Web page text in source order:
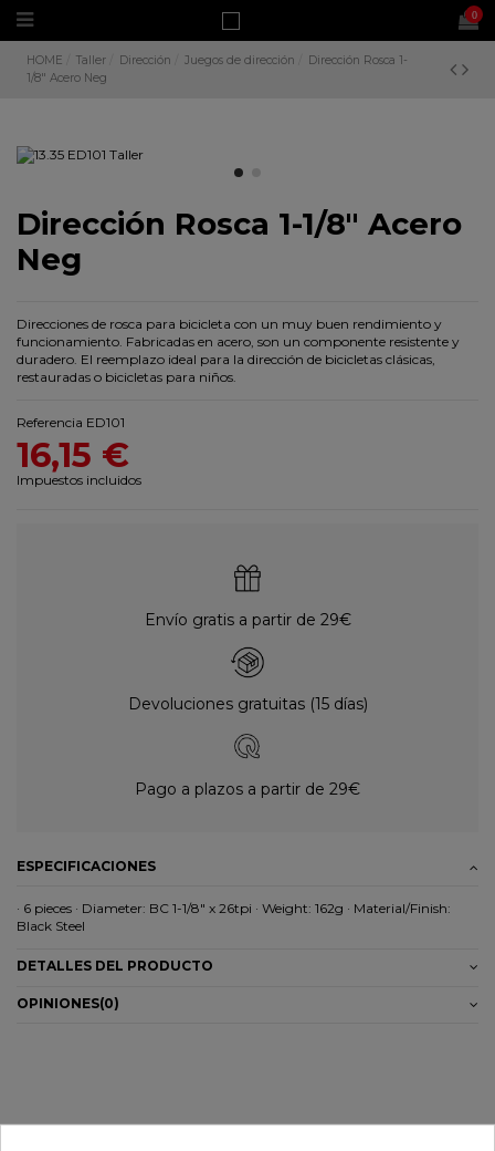
0
HOME Taller Dirección Juegos de dirección
Dirección Rosca 1-
1/8" Acero Neg
Dirección Rosca 1-1/8" Acero
Neg
Direcciones de rosca para bicicleta con un muy buen rendimiento y
funcionamiento. Fabricadas en acero, son un componente resistente y
duradero. El reemplazo ideal para la dirección de bicicletas clásicas,
restauradas o bicicletas para niños.
Referencia ED101
16,15 €
Impuestos incluidos
Envío gratis a partir de 29€
Devoluciones gratuitas (15 días)
Pago a plazos a partir de 29€
ESPECIFICACIONES
· 6 pieces · Diameter: BC 1-1/8" x 26tpi · Weight: 162g · Material/Finish:
Black Steel
DETALLES DEL PRODUCTO
OPINIONES(0)